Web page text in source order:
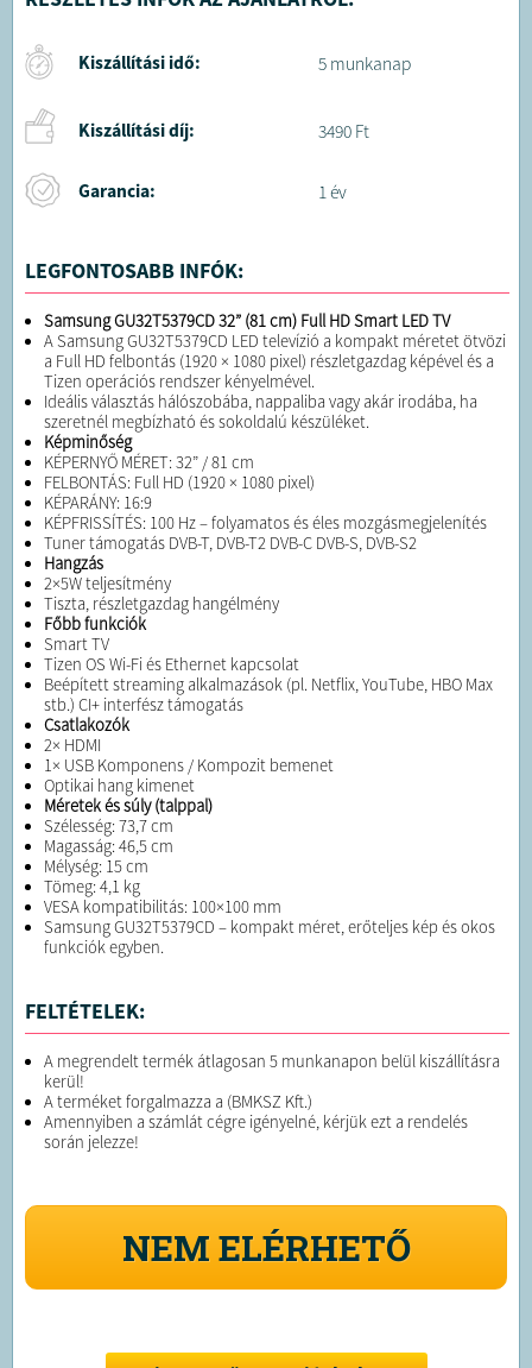
Kiszállítási idő: 5 munkanap
Kiszállítási díj: 3490 Ft
Garancia: 1 év
LEGFONTOSABB INFÓK:
Samsung GU32T5379CD 32” (81 cm) Full HD Smart LED TV
A Samsung GU32T5379CD LED televízió a kompakt méretet ötvözi
a Full HD felbontás (1920 × 1080 pixel) részletgazdag képével és a
Tizen operációs rendszer kényelmével.
Ideális választás hálószobába, nappaliba vagy akár irodába, ha
szeretnél megbízható és sokoldalú készüléket.
Képminőség
KÉPERNYŐ MÉRET: 32” / 81 cm
FELBONTÁS: Full HD (1920 × 1080 pixel)
KÉPARÁNY: 16:9
KÉPFRISSÍTÉS: 100 Hz – folyamatos és éles mozgásmegjelenítés
Tuner támogatás DVB-T, DVB-T2 DVB-C DVB-S, DVB-S2
Hangzás
2×5W teljesítmény
Tiszta, részletgazdag hangélmény
Főbb funkciók
Smart TV
Tizen OS Wi-Fi és Ethernet kapcsolat
Beépített streaming alkalmazások (pl. Netflix, YouTube, HBO Max
stb.) CI+ interfész támogatás
Csatlakozók
2× HDMI
1× USB Komponens / Kompozit bemenet
Optikai hang kimenet
Méretek és súly (talppal)
Szélesség: 73,7 cm
Magasság: 46,5 cm
Mélység: 15 cm
Tömeg: 4,1 kg
VESA kompatibilitás: 100×100 mm
Samsung GU32T5379CD – kompakt méret, erőteljes kép és okos
funkciók egyben.
FELTÉTELEK:
A megrendelt termék átlagosan 5 munkanapon belül kiszállításra
kerül!
A terméket forgalmazza a (BMKSZ Kft.)
Amennyiben a számlát cégre igényelné, kérjük ezt a rendelés
során jelezze!
NEM ELÉRHETŐ